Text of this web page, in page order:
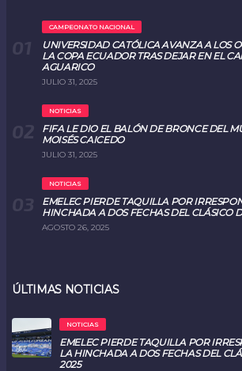
CAMPEONATO NACIONAL
UNIVERSIDAD CATÓLICA AVANZA A LOS
LA COPA ECUADOR TRAS DEJAR EN EL
AGUARICO
JULIO 31, 2025
NOTICIAS
FIFA LE DIO EL BALÓN DE BRONCE DEL
MOISÉS CAICEDO
JULIO 31, 2025
NOTICIAS
EMELEC PIERDE TAQUILLA POR
HINCHADA A DOS FECHAS DEL CLÁSICO
AGOSTO 26, 2025
ÚLTIMAS NOTICIAS
NOTICIAS
EMELEC PIERDE TAQUILLA POR
LA HINCHADA A DOS FECHAS DEL
2025